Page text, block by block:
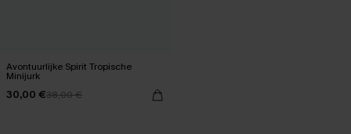
Avontuurlijke Spirit Tropische
Minijurk
30,00 €38,00 €